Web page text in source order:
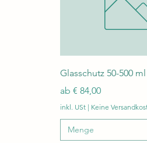
Glasschutz 50-500 ml
ab € 84,00
Sale-Preis
inkl. USt | Keine
Menge